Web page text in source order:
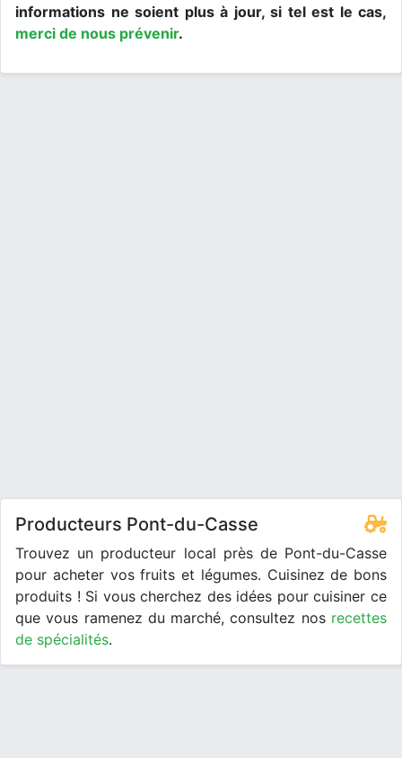
informations ne soient plus à jour, si tel est le cas,
merci de nous prévenir.
Producteurs Pont-du-Casse
Trouvez un producteur local près de Pont-du-Casse
pour acheter vos fruits et légumes. Cuisinez de bons
produits ! Si vous cherchez des idées pour cuisiner ce
que vous ramenez du marché, consultez nos recettes
de spécialités.